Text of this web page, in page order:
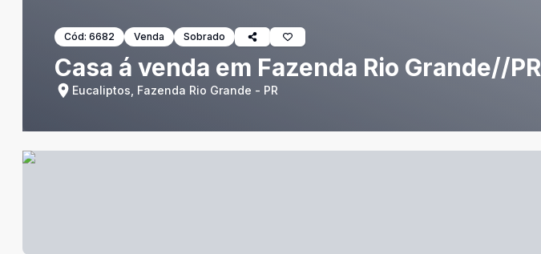
Cód: 6682 Venda Sobrado
Casa á venda em Fazenda Rio Grande//PR
Eucaliptos, Fazenda Rio Grande - PR